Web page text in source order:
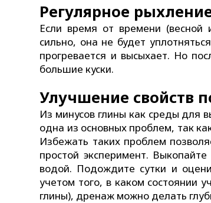
Регулярное
Если время от времени (весной
сильно, она не будет
прогревается и высыхает. Но
большие куски.
Улучшение свойств
Из минусов глины как среды для
одна из основных проблем, так
Избежать таких проблем
простой эксперимент.
водой. Подождите сутки и
учетом того, в каком состоянии
глины), дренаж можно делать